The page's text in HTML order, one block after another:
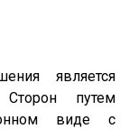
является
Сторон путем
виде с